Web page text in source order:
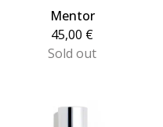
Mentor
45,00 €
Sold out